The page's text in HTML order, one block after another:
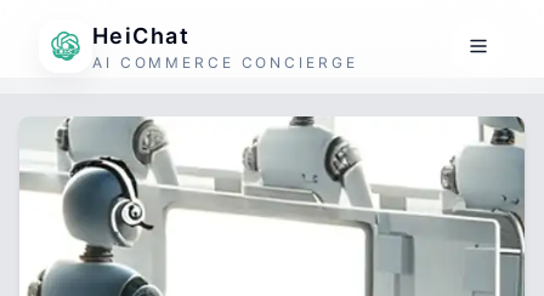
HeiChat
AI COMMERCE CONCIERGE